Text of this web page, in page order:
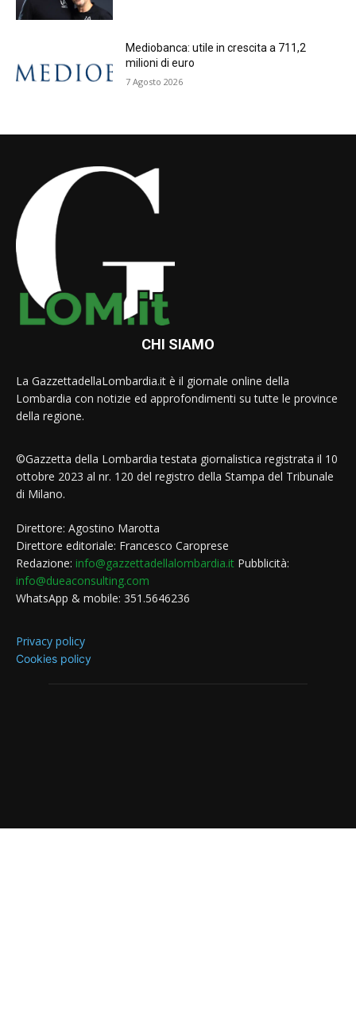
Mediobanca: utile in crescita a 711,2
milioni di euro
7 Agosto 2026
CHI SIAMO
La GazzettadellaLombardia.it è il giornale online della
Lombardia con notizie ed approfondimenti su tutte le province
della regione.
©Gazzetta della Lombardia testata giornalistica registrata il 10
ottobre 2023 al nr. 120 del registro della Stampa del Tribunale
di Milano.
Direttore: Agostino Marotta
Direttore editoriale: Francesco Caroprese
Redazione: info@gazzettadellalombardia.it Pubblicità:
info@dueaconsulting.com
WhatsApp & mobile: 351.5646236
Privacy policy
Cookies policy